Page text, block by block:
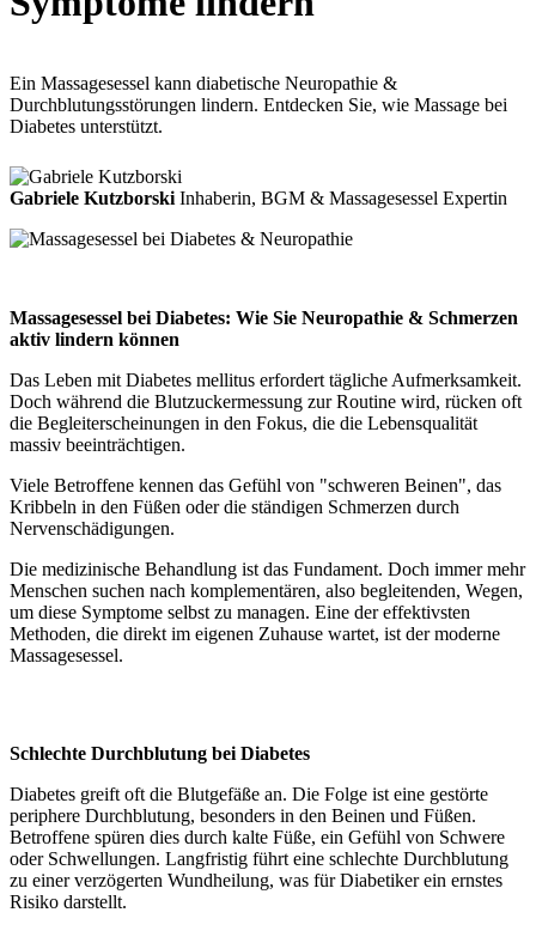
Ein Massagesessel kann diabetische Neuropathie &
Durchblutungsstörungen lindern. Entdecken Sie, wie Massage bei
Diabetes unterstützt.
Gabriele Kutzborski Inhaberin, BGM & Massagesessel Expertin
Massagesessel bei Diabetes: Wie Sie Neuropathie & Schmerzen
aktiv lindern können
Das Leben mit Diabetes mellitus erfordert tägliche Aufmerksamkeit.
Doch während die Blutzuckermessung zur Routine wird, rücken oft
die Begleiterscheinungen in den Fokus, die die Lebensqualität
massiv beeinträchtigen.
Viele Betroffene kennen das Gefühl von "schweren Beinen", das
Kribbeln in den Füßen oder die ständigen Schmerzen durch
Nervenschädigungen.
Die medizinische Behandlung ist das Fundament. Doch immer mehr
Menschen suchen nach komplementären, also begleitenden, Wegen,
um diese Symptome selbst zu managen. Eine der effektivsten
Methoden, die direkt im eigenen Zuhause wartet, ist der moderne
Massagesessel.
Schlechte Durchblutung bei Diabetes
Diabetes greift oft die Blutgefäße an. Die Folge ist eine gestörte
periphere Durchblutung, besonders in den Beinen und Füßen.
Betroffene spüren dies durch kalte Füße, ein Gefühl von Schwere
oder Schwellungen. Langfristig führt eine schlechte Durchblutung
zu einer verzögerten Wundheilung, was für Diabetiker ein ernstes
Risiko darstellt.